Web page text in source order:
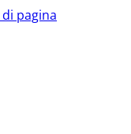
pagina